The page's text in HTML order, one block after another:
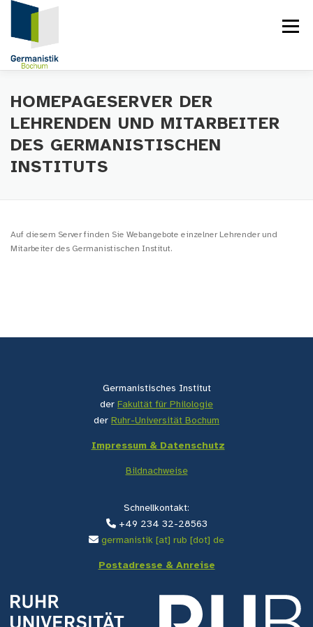
Menü
STARTSEITE
HOMEPAGESERVER DER
LEHRENDEN UND MITARBEITER
DES GERMANISTISCHEN
INSTITUTS
Auf diesem Server finden Sie Webangebote einzelner Lehrender und
Mitarbeiter des Germanistischen Institut.
Germanistisches Institut
der Fakultät für Philologie
der Ruhr-Universität Bochum
Impressum & Datenschutz
Bildnachweise
Schnellkontakt:
+49 234 32-28563
germanistik [at] rub [dot] de
Postadresse & Anreise